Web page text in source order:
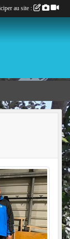
au site :